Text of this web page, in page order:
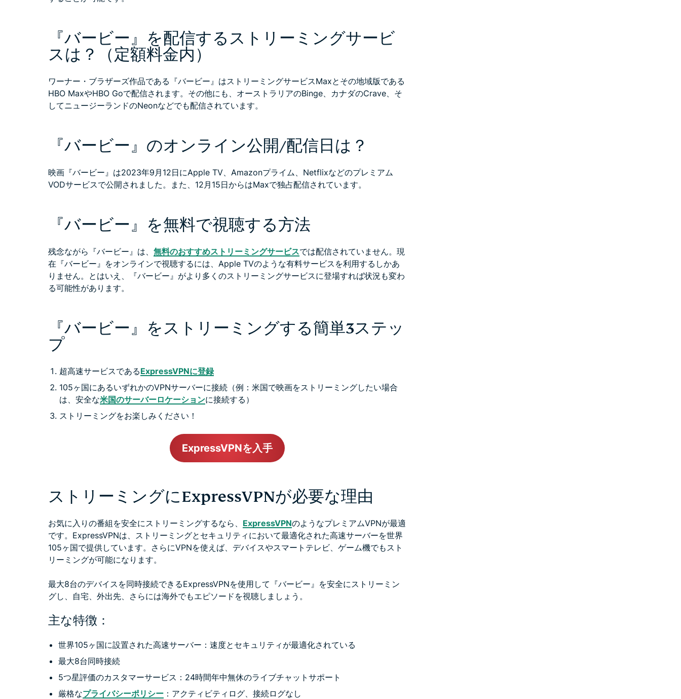
『バービー』を配信するストリーミングサービ
スは？（定額料金内）
ワーナー・ブラザーズ作品である『バービー』はストリーミングサービスMaxとその地域版である
HBO MaxやHBO Goで配信されます。その他にも、オーストラリアのBinge、カナダのCrave、そ
してニュージーランドのNeonなどでも配信されています。
『バービー』のオンライン公開/配信日は？
映画『バービー』は2023年9月12日にApple TV、Amazonプライム、Netflixなどのプレミアム
VODサービスで公開されました。また、12月15日からはMaxで独占配信されています。
『バービー』を無料で視聴する方法
残念ながら『バービー』は、 無料のおすすめストリーミングサービスでは配信されていません。現
在『バービー』をオンラインで視聴するには、Apple TVのような有料サービスを利用するしかあ
りません。とはいえ、『バービー』がより多くのストリーミングサービスに登場すれば状況も変わ
る可能性があります。
『バービー』をストリーミングする簡単3ステッ
プ
超高速サービスであるExpressVPNに登録
105ヶ国にあるいずれかのVPNサーバーに接続（例：米国で映画をストリーミングしたい場合
は、安全な米国のサーバーロケーションに接続する）
ストリーミングをお楽しみください！
ExpressVPNを入手
ストリーミングにExpressVPNが必要な理由
お気に入りの番組を安全にストリーミングするなら、 ExpressVPNのようなプレミアムVPNが最適
です。ExpressVPNは、ストリーミングとセキュリティにおいて最適化された高速サーバーを世界
105ヶ国で提供しています。さらにVPNを使えば、デバイスやスマートテレビ、ゲーム機でもスト
リーミングが可能になります。
最大8台のデバイスを同時接続できるExpressVPNを使用して『バービー』を安全にストリーミン
グし、自宅、外出先、さらには海外でもエピソードを視聴しましょう。
主な特徴：
世界105ヶ国に設置された高速サーバー：速度とセキュリティが最適化されている
最大8台同時接続
5つ星評価のカスタマーサービス：24時間年中無休のライブチャットサポート
厳格なプライバシーポリシー ：アクティビティログ、接続ログなし